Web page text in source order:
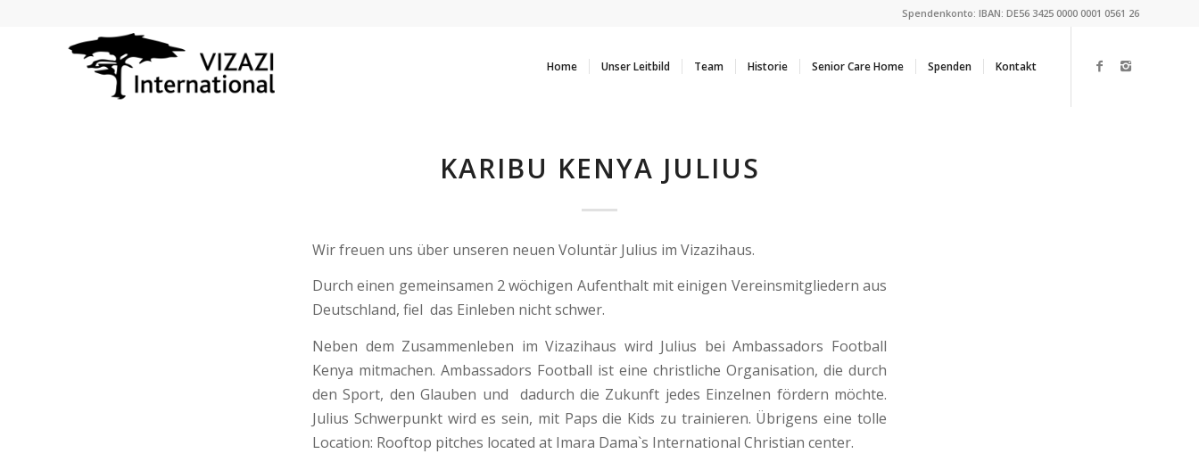
Spendenkonto: IBAN: DE56 3425 0000 0001 0561 26
Home Unser Leitbild Team Historie Senior Care Home Spenden Kontakt
KARIBU KENYA JULIUS
Wir freuen uns über unseren neuen Voluntär Julius im Vizazihaus.
Durch einen gemeinsamen 2 wöchigen Aufenthalt mit einigen Vereinsmitgliedern aus
Deutschland, fiel das Einleben nicht schwer.
Neben dem Zusammenleben im Vizazihaus wird Julius bei Ambassadors Football
Kenya mitmachen. Ambassadors Football ist eine christliche Organisation, die durch
den Sport, den Glauben und dadurch die Zukunft jedes Einzelnen fördern möchte.
Julius Schwerpunkt wird es sein, mit Paps die Kids zu trainieren. Übrigens eine tolle
Location: Rooftop pitches located at Imara Dama`s International Christian center.